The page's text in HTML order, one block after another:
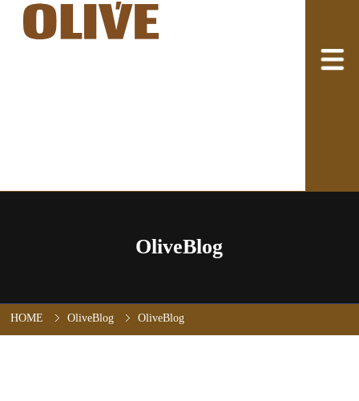
OliveBlog
HOME OliveBlog OliveBlog